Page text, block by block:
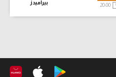
بيراميدز